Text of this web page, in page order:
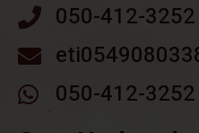
050-412-3252
050-412-3252